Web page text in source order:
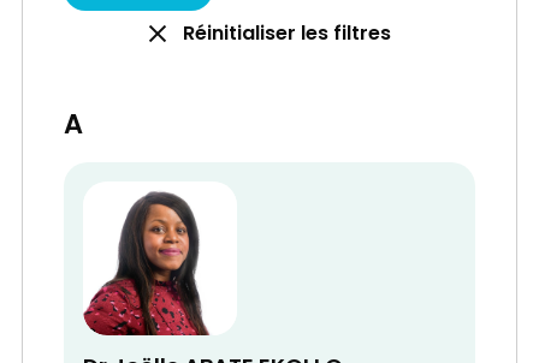
Réinitialiser les filtres
A